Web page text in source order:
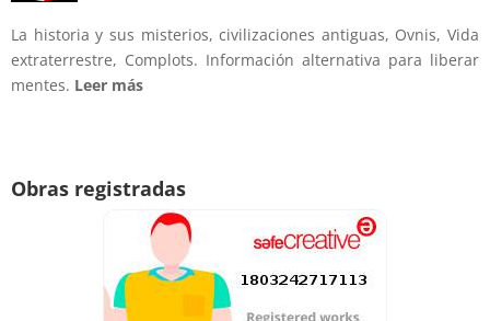
La historia y sus misterios, civilizaciones antiguas, Ovnis, Vida
extraterrestre, Complots. Información alternativa para liberar
mentes. Leer más
Obras registradas